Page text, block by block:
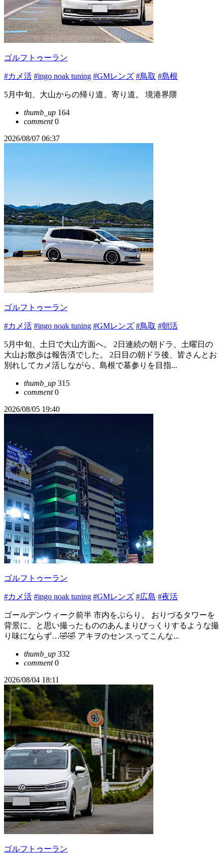
ゴルフトゥーラン
#カメ活 #ingo noak tuning #GMレンズ #鳥取 #島根
5月中旬、大山からの帰り道、寄り道。 境港界隈
thumb_up 164
comment0
2026/08/07 06:37
ゴルフトゥーラン
#カメ活 #ingo noak tuning #GMレンズ #鳥取 #朝活
5月中旬、土日で大山方面へ。 2日連続の朝ドラ、土曜日の
大山お散歩は報告済でした。 2日目の朝ドラ後、皆さんとお
別れしてカメ活しながら、島根で墓参りを目指...
thumb_up 315
comment0
2026/08/05 19:40
ゴルフトゥーラン
#カメ活 #ingo noak tuning #GMレンズ #広島 #夜活
ゴールデンウィーク前半 市内をぶらり。 おりづるタワーを
背景に、と思い撮ったもののあんまりびっくりするような撮
り味にならず…🤣🤣 アキヲのセンスってこんな...
thumb_up 332
comment0
2026/08/04 18:11
ゴルフトゥーラン